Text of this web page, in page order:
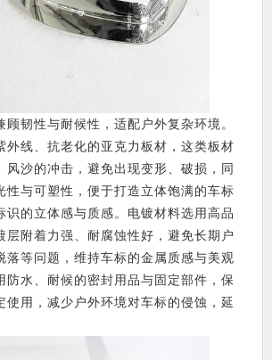
韧性与耐候性，适配户外复杂环境。
外线、抗老化的亚克力板材，这类板材
风沙的冲击，避免出现变形、破损，同
性与可塑性，便于打造立体饱满的车标
识的立体感与质感。电镀材料选用高品
层附着力强、耐腐蚀性好，避免长期户
落等问题，维持车标的金属质感与美观
防水、耐候的密封用品与固定部件，保
使用，减少户外环境对车标的侵蚀，延